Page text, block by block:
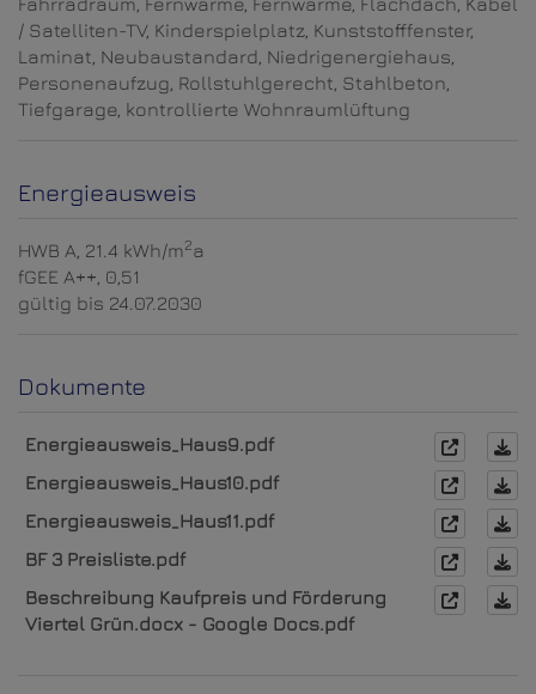
/ Satelliten-TV Kinderspielplatz Kunststofffenster
Laminat Neubaustandard Niedrigenergiehaus
Personenaufzug Rollstuhlgerecht Stahlbeton
Tiefgarage kontrollierte Wohnraumlüftung
Energieausweis
HWB A, 21.4 kWh/m2a
fGEE A++, 0,51
gültig bis 24.07.2030
Dokumente
Energieausweis_Haus9.pdf
Energieausweis_Haus10.pdf
Energieausweis_Haus11.pdf
BF 3 Preisliste.pdf
Beschreibung Kaufpreis und Förderung
Viertel Grün.docx - Google Docs.pdf